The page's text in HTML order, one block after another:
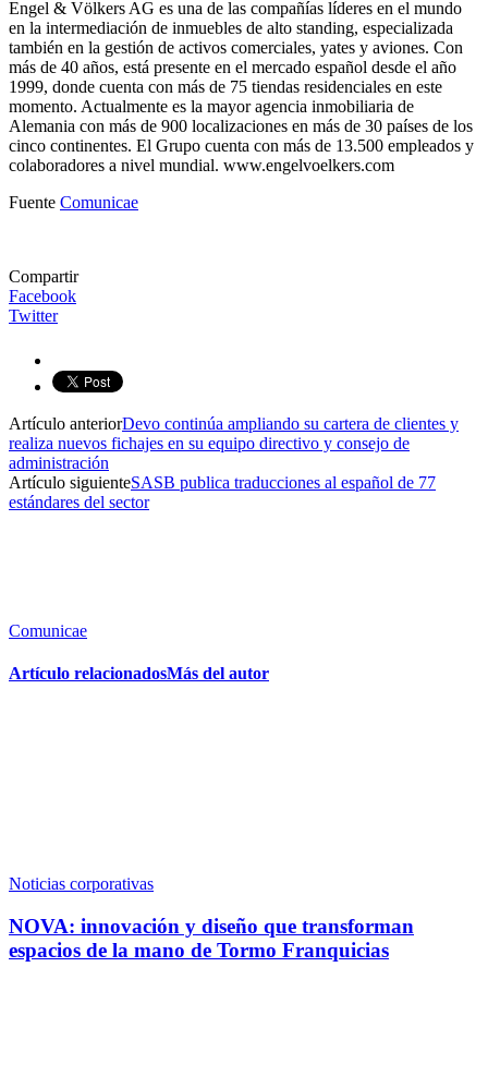
Engel & Völkers AG es una de las compañías líderes en el mundo
en la intermediación de inmuebles de alto standing, especializada
también en la gestión de activos comerciales, yates y aviones. Con
más de 40 años, está presente en el mercado español desde el año
1999, donde cuenta con más de 75 tiendas residenciales en este
momento. Actualmente es la mayor agencia inmobiliaria de
Alemania con más de 900 localizaciones en más de 30 países de los
cinco continentes. El Grupo cuenta con más de 13.500 empleados y
colaboradores a nivel mundial. www.engelvoelkers.com
Fuente Comunicae
Compartir
Facebook
Twitter
Artículo anteriorDevo continúa ampliando su cartera de clientes y
realiza nuevos fichajes en su equipo directivo y consejo de
administración
Artículo siguienteSASB publica traducciones al español de 77
estándares del sector
Comunicae
Artículo relacionadosMás del autor
Noticias corporativas
NOVA: innovación y diseño que transforman
espacios de la mano de Tormo Franquicias